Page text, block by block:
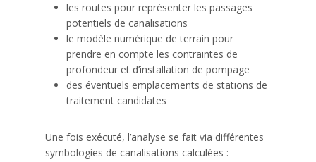
les routes pour représenter les passages
potentiels de canalisations
le modèle numérique de terrain pour
prendre en compte les contraintes de
profondeur et d’installation de pompage
des éventuels emplacements de stations de
traitement candidates
Une fois exécuté, l’analyse se fait via différentes
symbologies de canalisations calculées :